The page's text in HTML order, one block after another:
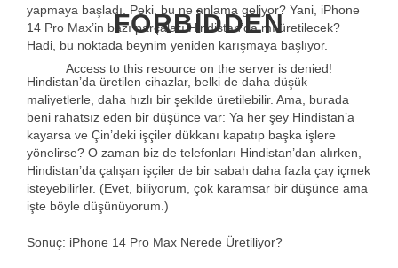
yapmaya başladı. Peki, bu ne anlama geliyor? Yani, iPhone
14 Pro Max’in bazı parçaları Hindistan’da mı üretilecek?
Hadi, bu noktada beynim yeniden karışmaya başlıyor.
Hindistan’da üretilen cihazlar, belki de daha düşük
maliyetlerle, daha hızlı bir şekilde üretilebilir. Ama, burada
beni rahatsız eden bir düşünce var: Ya her şey Hindistan’a
kayarsa ve Çin’deki işçiler dükkanı kapatıp başka işlere
yönelirse? O zaman biz de telefonları Hindistan’dan alırken,
Hindistan’da çalışan işçiler de bir sabah daha fazla çay içmek
isteyebilirler. (Evet, biliyorum, çok karamsar bir düşünce ama
işte böyle düşünüyorum.)
Sonuç: iPhone 14 Pro Max Nerede Üretiliyor?
FORBIDDEN
Access to this resource on the server is denied!